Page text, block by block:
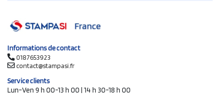
Informations de contact
0187653923
contact@stampasi.fr
Service clients
Lun-Ven 9 h 00-13 h 00 | 14 h 30-18 h 00